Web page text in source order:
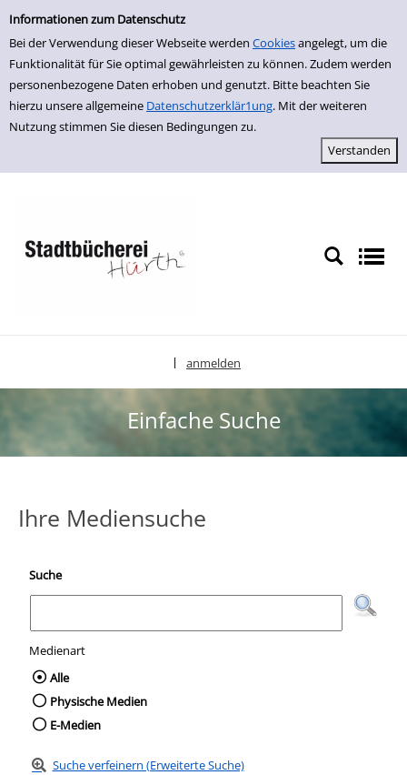
Einfache Suche
Informationen zum Datenschutz
Bei der Verwendung dieser Webseite werden Cookiesangelegt, um die
Funktionalität für Sie optimal gewährleisten zu können. Zudem werden
personenbezogene Daten erhoben und genutzt. Bitte beachten Sie
hierzu unsere allgemeine Datenschutzerklär1ung. Mit der weiteren
Nutzung stimmen Sie diesen Bedingungen zu.
zur Navigation springen
zum Inhalt springen
Zur Detailanzeige springen
anmelden
Einfache Suche
Ihre Mediensuche
Suche
Medienart
Wählen Sie die Medienart nach der Sie
Alle
Physische Medien
E-Medien
Suche verfeinern (Erweiterte Suche)